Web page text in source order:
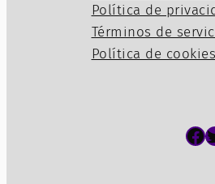
Política de
Términos de
Política de cookies
Facebook Twitter